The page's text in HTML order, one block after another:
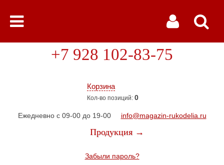
Корзина
Кол-во позиций: 0
+7 928 102-83-75
Ежедневно с 09-00 до 19-00 info@magazin-rukodelia.ru
Продукция →
Забыли пароль?